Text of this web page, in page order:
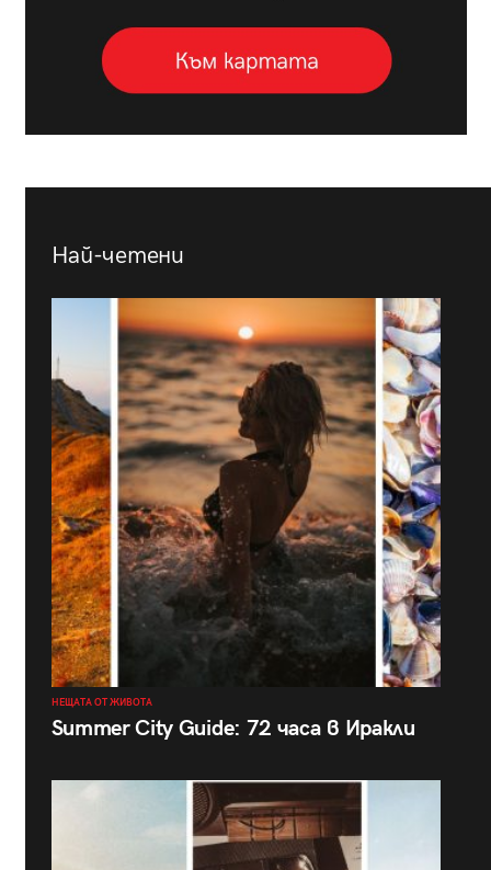
Най-четени
НЕЩАТА ОТ ЖИВОТА
Summer City Guide: 72 часа в Иракли